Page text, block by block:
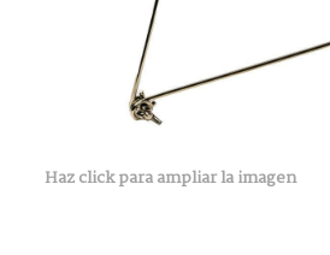
Haz click para ampliar la imagen